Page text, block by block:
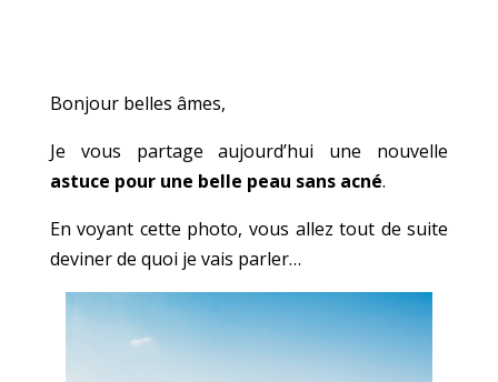
Bonjour belles âmes,
Je vous partage aujourd’hui une nouvelle
astuce pour une belle peau sans acné.
En voyant cette photo, vous allez tout de suite
deviner de quoi je vais parler…